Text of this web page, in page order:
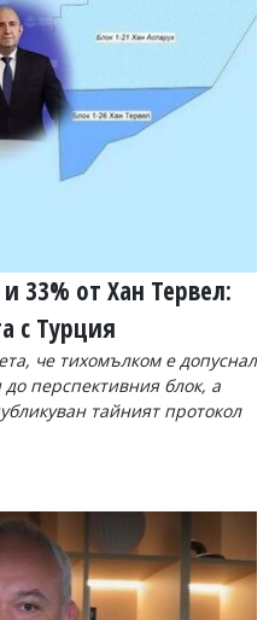
33% от Хан Тервел:
с Турция
че тихомълком е допуснал
перспективния блок, а
тайният протокол